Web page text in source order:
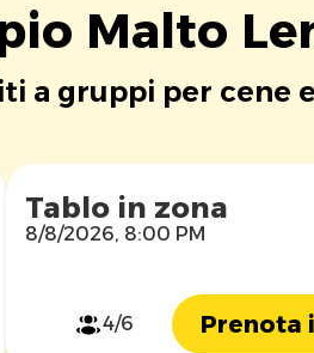
Malto
a gruppi per cene
Tablo in zona
8/8/2026, 8:00 PM
4/6 Prenota